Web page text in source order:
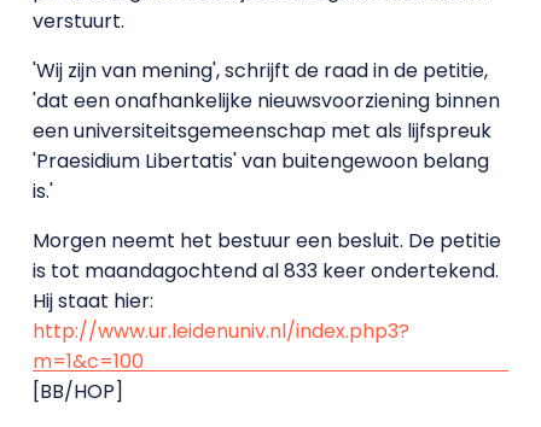
verstuurt.
'Wij zijn van mening', schrijft de raad in de petitie,
'dat een onafhankelijke nieuwsvoorziening binnen
een universiteitsgemeenschap met als lijfspreuk
'Praesidium Libertatis' van buitengewoon belang
is.'
Morgen neemt het bestuur een besluit. De petitie
is tot maandagochtend al 833 keer ondertekend.
Hij staat hier:
http://www.ur.leidenuniv.nl/index.php3?
m=1&c=100
[BB/HOP]